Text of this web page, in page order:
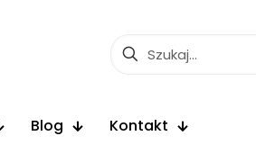
Blog Kontakt